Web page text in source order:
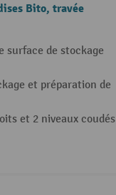
Bito, travée
surface de stockage
et préparation de
et 2 niveaux coudés